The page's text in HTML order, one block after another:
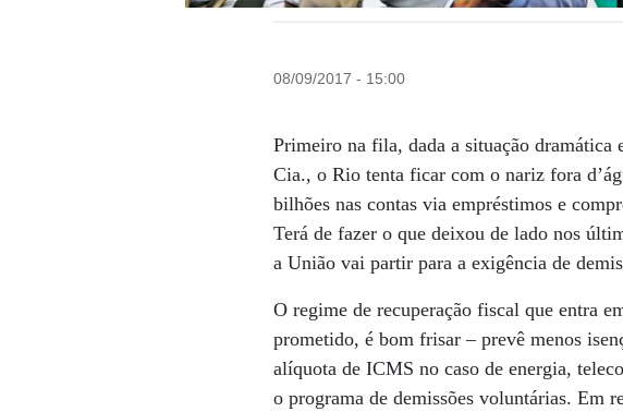
08/09/2017 - 15:00
Primeiro na fila, dada a situação dramática
Cia., o Rio tenta ficar com o nariz fora
bilhões nas contas via empréstimos e
Terá de fazer o que deixou de lado nos
a União vai partir para a exigência de
O regime de recuperação fiscal que entra
prometido, é bom frisar – prevê menos
alíquota de ICMS no caso de energia,
o programa de demissões voluntárias. Em